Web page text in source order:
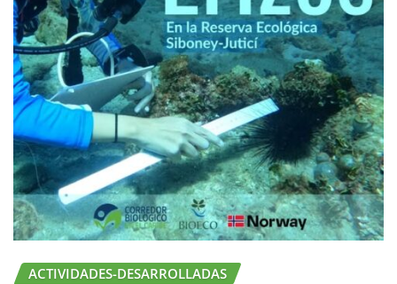
ACTIVIDADES-DESARROLLADAS